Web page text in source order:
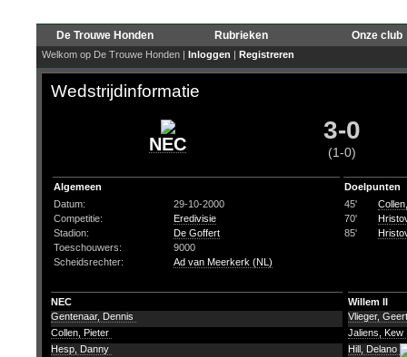
De Trouwe Honden Rubrieken Onze club
Welkom op De Trouwe Honden | Inloggen | Registreren
Wedstrijdinformatie
NEC 3-0
(1-0)
Algemeen
Datum:
29-10-2000
Competitie:
Eredivisie
Stadion:
De Goffert
Toeschouwers:
9000
Scheidsrechter:
Ad van Meerkerk (NL)
Doelpunten
45'
70'
85'
NEC
Willem II
Gentenaar, Dennis
Collen, Pieter
Hesp, Danny
Vlieger,
Jaliens, Kew
Hill, Delano